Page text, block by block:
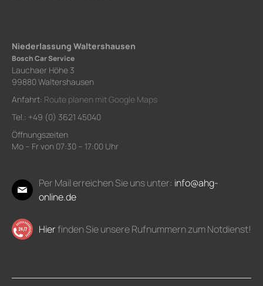
Niederlassung Waltershausen
Bosch Car Service
Lauchaer Höhe 3
99880 Waltershausen
Anfahrt: Route planen mit Google Maps
Tel.: +49 (0) 3621 45040
Öffnungszeiten
Mo – Fr von 07:30 – 17:00 Uhr
Per Mail erreichen Sie uns unter: info@ahg-
online.de
Hierfinden Sie unsere Rufnummern zum Notdienst!